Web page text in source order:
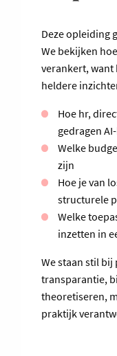
Deze opleiding
We bekijken
verankert, want
heldere
Hoe hr,
gedragen
Welke
zijn
Hoe je van
structurele
Welke
inzetten in
We staan stil bij
transparantie,
theoretiseren,
praktijk